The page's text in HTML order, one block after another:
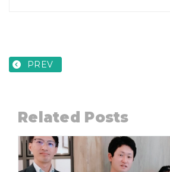
PREV
Related Posts